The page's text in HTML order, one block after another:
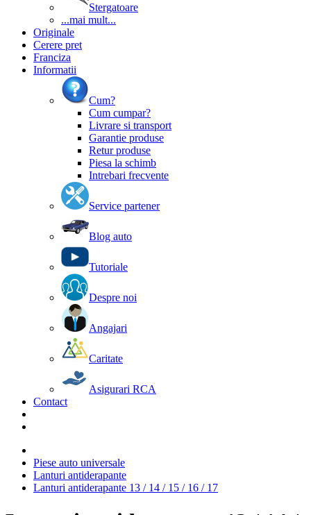
Stergatoare
...mai mult...
Originale
Cerere pret
Franciza
Informatii
Cum?
Cum cumpar?
Livrare si transport
Garantie produse
Retur produse
Piesa la schimb
Intrebari frecvente
Service partener
Blog auto
Tutoriale
Despre noi
Angajari
Caritate
Asigurari RCA
Contact
Piese auto universale
Lanturi antiderapante
Lanturi antiderapante 13 / 14 / 15 / 16 / 17